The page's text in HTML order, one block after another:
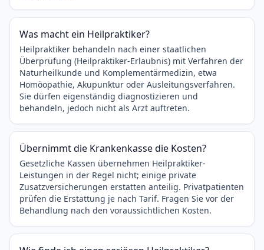
Was macht ein Heilpraktiker?
Heilpraktiker behandeln nach einer staatlichen
Überprüfung (Heilpraktiker-Erlaubnis) mit Verfahren der
Naturheilkunde und Komplementärmedizin, etwa
Homöopathie, Akupunktur oder Ausleitungsverfahren.
Sie dürfen eigenständig diagnostizieren und
behandeln, jedoch nicht als Arzt auftreten.
Übernimmt die Krankenkasse die Kosten?
Gesetzliche Kassen übernehmen Heilpraktiker-
Leistungen in der Regel nicht; einige private
Zusatzversicherungen erstatten anteilig. Privatpatienten
prüfen die Erstattung je nach Tarif. Fragen Sie vor der
Behandlung nach den voraussichtlichen Kosten.